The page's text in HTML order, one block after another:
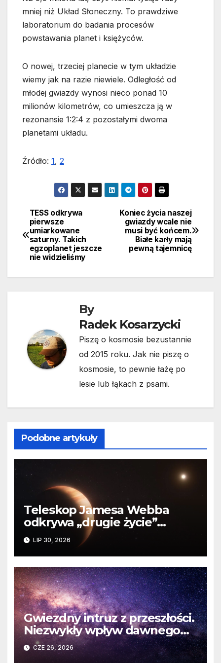
mniej niż Układ Słoneczny. To prawdziwe
laboratorium do badania procesów
powstawania planet i księżyców.
O nowej, trzeciej planecie w tym układzie
wiemy jak na razie niewiele. Odległość od
młodej gwiazdy wynosi nieco ponad 10
milionów kilometrów, co umieszcza ją w
rezonansie 1:2:4 z pozostałymi dwoma
planetami układu.
Źródło: 1, 2
Nawigacja
wpisu
Koniec życia naszej
gwiazdy wcale nie
musi być końcem.
Białe karły mają
pewną tajemnicę
TESS odkrywa
pierwsze
umiarkowane
saturny. Takich
egzoplanet jeszcze
nie widzieliśmy
By
Radek Kosarzycki
Piszę o kosmosie bezustannie
od 2015 roku. Jak nie piszę o
kosmosie, to pewnie łażę po
lesie lub łąkach z psami.
Podobne artykuły
Teleskop Jamesa Webba
odkrywa „drugie życie”
planety krążącej wokół
martwej gwiazdy
LIP 30, 2026
Gwiezdny intruz z przeszłości.
Niezwykły wpływ dawnego
spotkania na komety Układu
Słonecznego
CZE 26, 2026